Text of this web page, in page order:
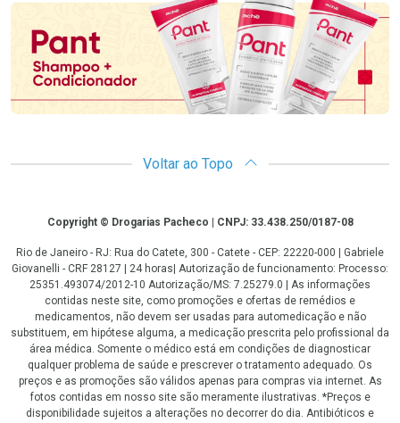
Voltar ao Topo
CopyrightCopyright © Drogarias Pacheco | CNPJ: 33.438.250/0187-08
Rio de Janeiro - RJ: Rua do Catete, 300 - Catete - CEP: 22220-000 | Gabriele
Giovanelli - CRF 28127 | 24 horas| Autorização de funcionamento: Processo:
25351.493074/2012-10 Autorização/MS: 7.25279.0 | As informações
contidas neste site, como promoções e ofertas de remédios e
medicamentos, não devem ser usadas para automedicação e não
substituem, em hipótese alguma, a medicação prescrita pelo profissional da
área médica. Somente o médico está em condições de diagnosticar
qualquer problema de saúde e prescrever o tratamento adequado. Os
preços e as promoções são válidos apenas para compras via internet. As
fotos contidas em nosso site são meramente ilustrativas. *Preços e
disponibilidade sujeitos a alterações no decorrer do dia. Antibióticos e